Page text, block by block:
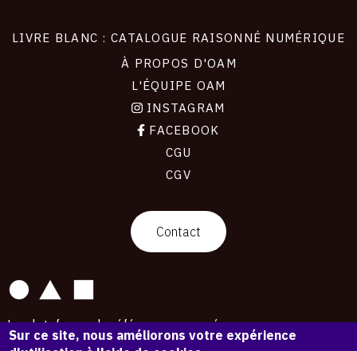
LIVRE BLANC : CATALOGUE RAISONNÉ NUMÉRIQUE
À PROPOS D'OAM
L'ÉQUIPE OAM
INSTAGRAM
FACEBOOK
CGU
CGV
Contact
La plateforme de référence pour créer,
conserver et promouvoir l'Histoire de l'Art.
Sur ce site, nous améliorons votre expérience